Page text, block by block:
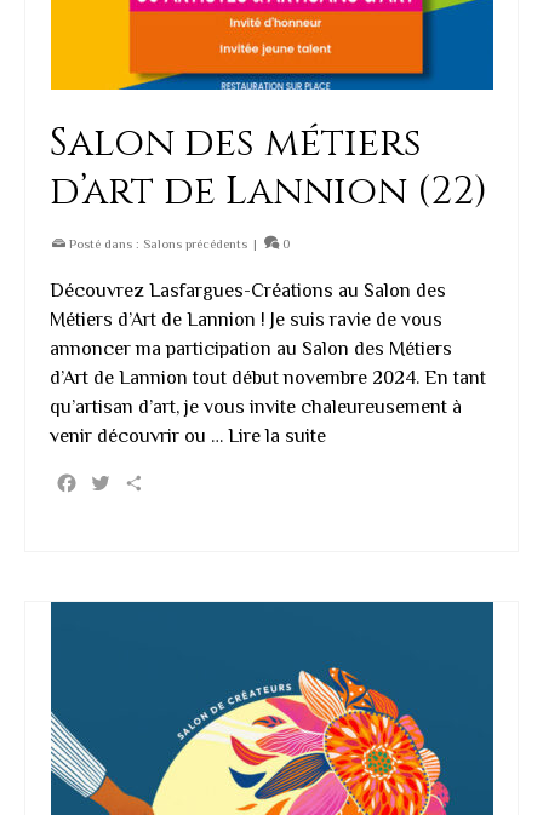
Salon des métiers
d’art de Lannion (22)
Posté dans : Salons précédents | 0
Découvrez Lasfargues-Créations au Salon des
Métiers d’Art de Lannion ! Je suis ravie de vous
annoncer ma participation au Salon des Métiers
d’Art de Lannion tout début novembre 2024. En tant
qu’artisan d’art, je vous invite chaleureusement à
venir découvrir ou … Lire la suite
Facebook
Twitter